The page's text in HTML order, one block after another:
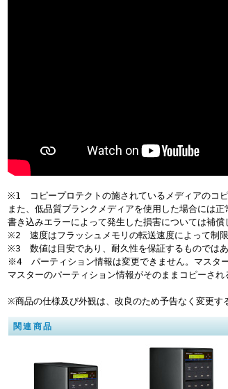
※1 コピープロテクトの施されているメディアのコピ
また、低品質ブランクメディアを使用した場合には
書き込みエラーによって発生した損害については補償
※2 速度はフラッシュメモリの転送速度によって制限
※3 数値は目安であり、耐久性を保証するものではあ
※4 パーティション情報は変更できません。マスタ
マスターのパーティション情報がそのままコピーさ
※商品の仕様及び外観は、改良のため予告なく変更す
関連商品